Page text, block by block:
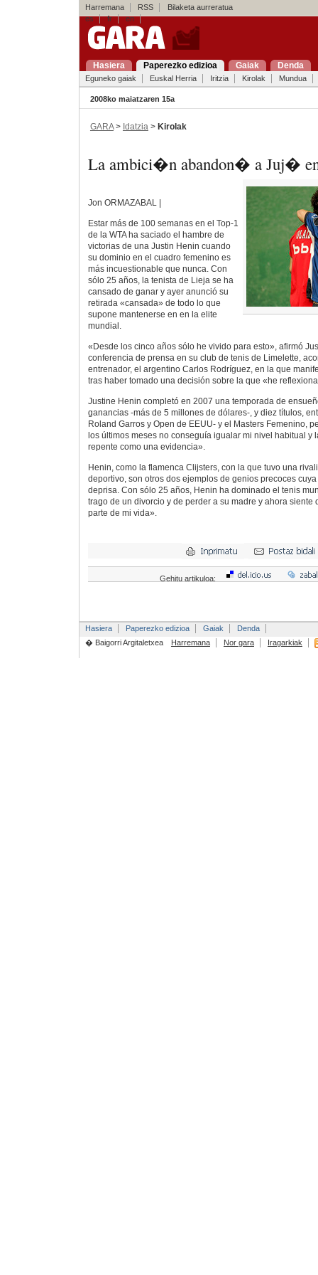
Harremana RSS
Bilaketa aurreratua
es
fr en
Hasiera Paperezko edizioa Gaiak Denda
Eguneko gaiak Euskal Herria Iritzia Kirolak Mundua
2008ko maiatzaren 15a
GARA> Idatzia > Kirolak
La ambici�n abandon� a Juj�
Jon ORMAZABAL |
Estar más de 100 semanas en el Top-1
de la WTA ha saciado el hambre de
victorias de una Justin Henin cuando
su dominio en el cuadro femenino es
más incuestionable que nunca. Con
sólo 25 años, la tenista de Lieja se ha
cansado de ganar y ayer anunció su
retirada «cansada» de todo lo que
supone mantenerse en en la elite
mundial.
«Desde los cinco años sólo he vivido para esto», afirmó
conferencia de prensa en su club de tenis de Limelette,
entrenador, el argentino Carlos Rodríguez, en la que
tras haber tomado una decisión sobre la que «he
Justine Henin completó en 2007 una temporada de
ganancias -más de 5 millones de dólares-, y diez títulos,
Roland Garros y Open de EEUU- y el Masters Femenino,
los últimos meses no conseguía igualar mi nivel habitual y
repente como una evidencia».
Henin, como la flamenca Clijsters, con la que tuvo una
deportivo, son otros dos ejemplos de genios precoces
deprisa. Con sólo 25 años, Henin ha dominado el tenis
trago de un divorcio y de perder a su madre y ahora siente
parte de mi vida».
Gehitu artikuloa:
Hasiera Paperezko edizioa Gaiak
Denda
� Baigorri Argitaletxea
Harremana Nor gara Iragarkiak